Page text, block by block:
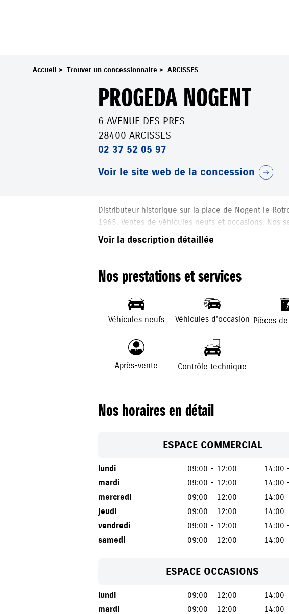
Accueil > Trouver un concessionnaire > ARCISSES
PROGEDA NOGENT
6 AVENUE DES PRES
28400 ARCISSES
02 37 52 05 97
Voir le site web de la concession
PROGEDA NOGENT
Distributeur historique sur la place de Nogent le
1965. Ventes de véhicules neufs et occasions. Nos
après-ventes mécaniques, pare-brise et pièces de
vous accueillerons pour l'entretien et la réparation de
Voir la description détaillée
Nos prestations et services
Véhicules neufs Véhicules d'occasion
-
Pièces
Après-vente Contrôle technique
Nos horaires en détail
ESPACE COMMERCIAL
lundi 09:00 - 12:00
14:00
mardi
09:00 - 12:00
14:00
mercredi
09:00 - 12:00
14:00
jeudi
09:00 - 12:00
14:00
vendredi
09:00 - 12:00
14:00
samedi
09:00 - 12:00 14:00
ESPACE OCCASIONS
lundi 09:00 - 12:00
14:00
mardi
09:00 - 12:00
14:00